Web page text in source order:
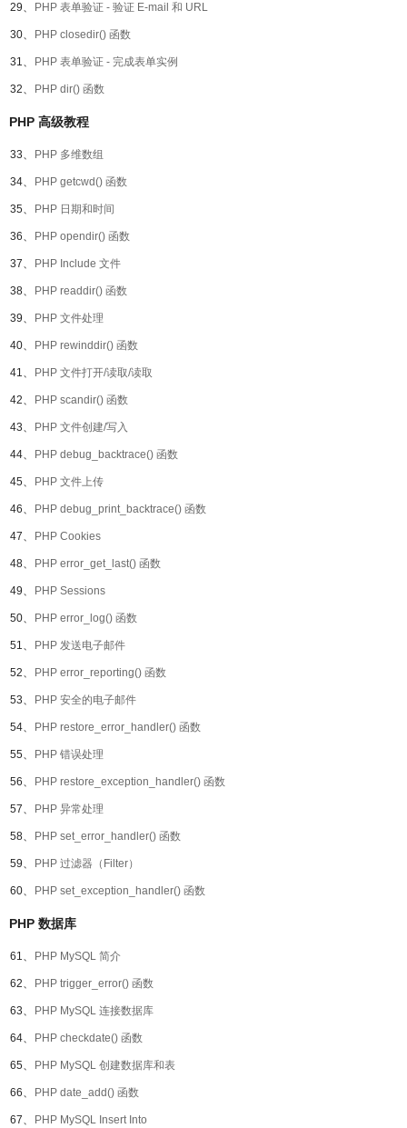
29、 PHP 表单验证 - 验证 E-mail 和 URL
30、 PHP closedir() 函数
31、 PHP 表单验证 - 完成表单实例
32、 PHP dir() 函数
PHP 高级教程
33、 PHP 多维数组
34、 PHP getcwd() 函数
35、 PHP 日期和时间
36、 PHP opendir() 函数
37、 PHP Include 文件
38、 PHP readdir() 函数
39、 PHP 文件处理
40、 PHP rewinddir() 函数
41、 PHP 文件打开/读取/读取
42、 PHP scandir() 函数
43、 PHP 文件创建/写入
44、 PHP debug_backtrace() 函数
45、 PHP 文件上传
46、 PHP debug_print_backtrace() 函数
47、 PHP Cookies
48、 PHP error_get_last() 函数
49、 PHP Sessions
50、 PHP error_log() 函数
51、 PHP 发送电子邮件
52、 PHP error_reporting() 函数
53、 PHP 安全的电子邮件
54、 PHP restore_error_handler() 函数
55、 PHP 错误处理
56、 PHP restore_exception_handler() 函数
57、 PHP 异常处理
58、 PHP set_error_handler() 函数
59、 PHP 过滤器（Filter）
60、 PHP set_exception_handler() 函数
PHP 数据库
61、 PHP MySQL 简介
62、 PHP trigger_error() 函数
63、 PHP MySQL 连接数据库
64、 PHP checkdate() 函数
65、 PHP MySQL 创建数据库和表
66、 PHP date_add() 函数
67、 PHP MySQL Insert Into